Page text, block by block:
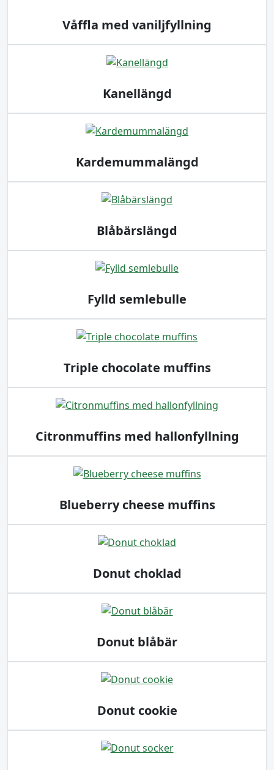
Våffla med vaniljfyllning
Kanellängd
Kardemummalängd
Blåbärslängd
Fylld semlebulle
Triple chocolate muffins
Citronmuffins med hallonfyllning
Blueberry cheese muffins
Donut choklad
Donut blåbär
Donut cookie